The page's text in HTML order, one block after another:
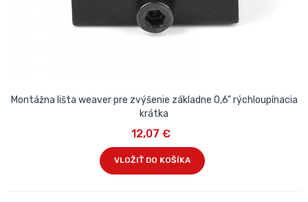
Montážna lišta weaver pre zvýšenie základne 0,6" rýchloupínacia
krátka
12,07 €
VLOŽIŤ DO KOŠÍKA